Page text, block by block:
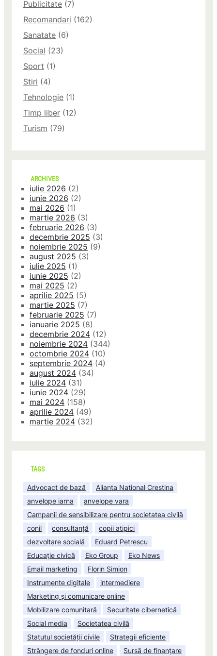
Publicitate (7)
Recomandari (162)
Sanatate (6)
Social (23)
Sport (1)
Stiri (4)
Tehnologie (1)
Timp liber (12)
Turism (79)
ARCHIVES
iulie 2026 (2)
iunie 2026 (2)
mai 2026 (1)
martie 2026 (3)
februarie 2026 (3)
decembrie 2025 (3)
noiembrie 2025 (9)
august 2025 (3)
iulie 2025 (1)
iunie 2025 (2)
mai 2025 (2)
aprilie 2025 (5)
martie 2025 (7)
februarie 2025 (7)
ianuarie 2025 (8)
decembrie 2024 (12)
noiembrie 2024 (344)
octombrie 2024 (10)
septembrie 2024 (4)
august 2024 (34)
iulie 2024 (31)
iunie 2024 (29)
mai 2024 (158)
aprilie 2024 (49)
martie 2024 (32)
TAGS
Advocact de bază
Alianta National Crestina
anvelope iarna
anvelope vara
Campanii de sensibilizare pentru societatea civilă
conil
consultanță
copii atipici
dezvoltare socială
Eduard Petrescu
Educație civică
Eko Group
Eko News
Email marketing
Florin Simion
Instrumente digitale
intermediere
Marketing și comunicare online
Mobilizare comunitară
Securitate cibernetică
Social media
Societatea civilă
Statutul societății civile
Strategii eficiente
Strângere de fonduri online
Sursă de finanțare